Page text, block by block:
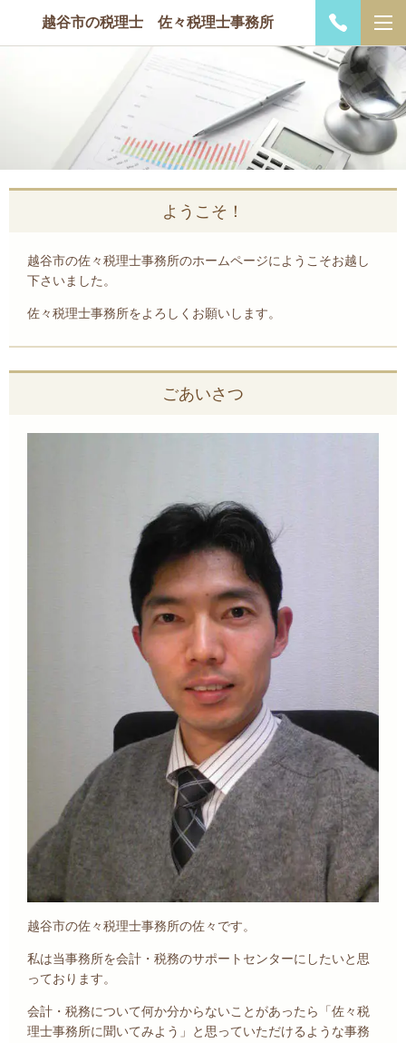
越谷市の税理士 佐々税理士事務所
ようこそ！
越谷市の佐々税理士事務所のホームページにようこそお越し
下さいました。
佐々税理士事務所をよろしくお願いします。
ごあいさつ
越谷市の佐々税理士事務所の佐々です。
私は当事務所を会計・税務のサポートセンターにしたいと思
っております。
会計・税務について何か分からないことがあったら「佐々税
理士事務所に聞いてみよう」と思っていただけるような事務